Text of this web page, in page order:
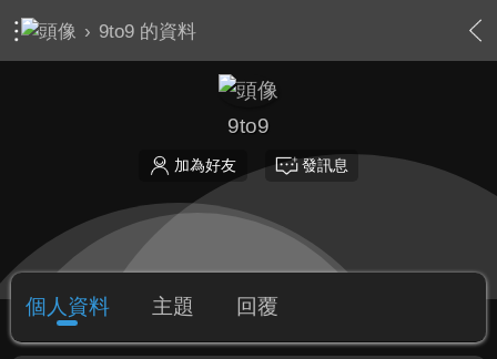
› 9to9 的資料
9to9
加為好友 發訊息
個人資料 主題 回覆